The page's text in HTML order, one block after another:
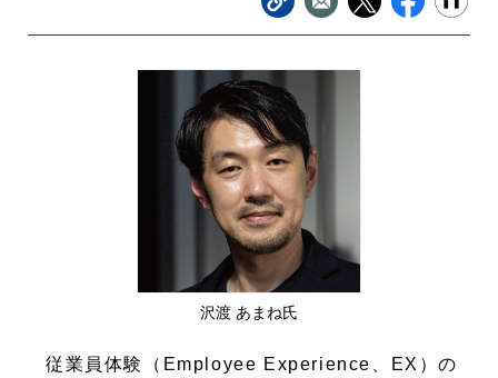
沢渡 あまね氏
従業員体験（Employee Experience、EX）の